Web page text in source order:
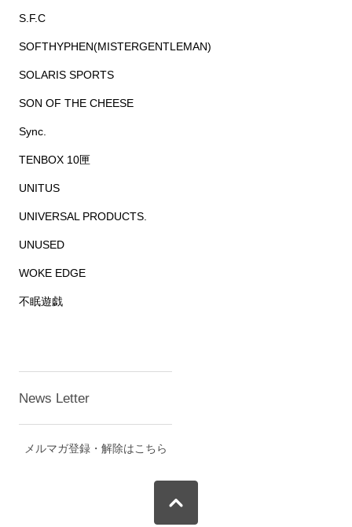
S.F.C
SOFTHYPHEN(MISTERGENTLEMAN)
SOLARIS SPORTS
SON OF THE CHEESE
Sync.
TENBOX 10匣
UNITUS
UNIVERSAL PRODUCTS.
UNUSED
WOKE EDGE
不眠遊戯
News Letter
メルマガ登録・解除はこちら